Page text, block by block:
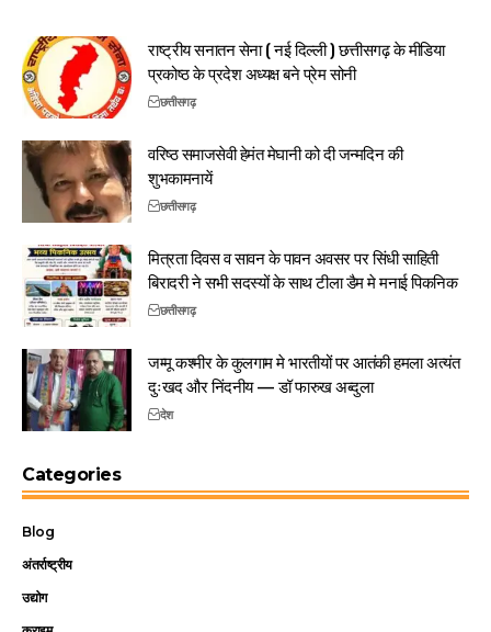
राष्ट्रीय सनातन सेना ( नई दिल्ली ) छत्तीसगढ़ के मीडिया
प्रकोष्ठ के प्रदेश अध्यक्ष बने प्रेम सोनी
छत्तीसगढ़
वरिष्ठ समाजसेवी हेमंत मेघानी को दी जन्मदिन की
शुभकामनायें
छत्तीसगढ़
मित्रता दिवस व सावन के पावन अवसर पर सिंधी साहिती
बिरादरी ने सभी सदस्यों के साथ टीला डैम मे मनाई पिकनिक
छत्तीसगढ़
जम्मू कश्मीर के कुलगाम मे भारतीयों पर आतंकी हमला अत्यंत
दुःखद और निंदनीय — डॉ फारुख अब्दुला
देश
Categories
Blog
अंतर्राष्ट्रीय
उद्योग